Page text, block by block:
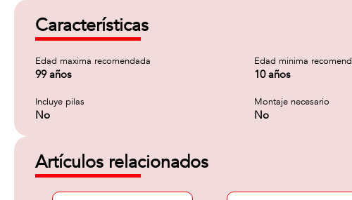
Características
Edad maxima recomendada
99 años
Edad minima
10 años
Incluye pilas
No
Montaje necesario
No
Artículos relacionados